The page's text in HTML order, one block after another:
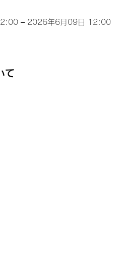
– 2026年6月09日 12:00
て